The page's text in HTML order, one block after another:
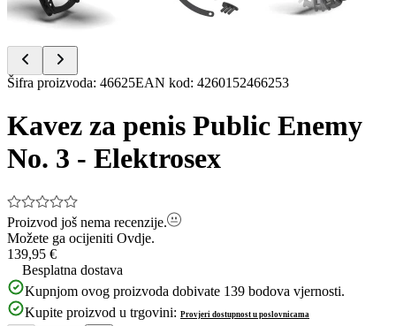
Item
of
11
Šifra proizvoda: 46625EAN kod: 4260152466253
Kavez za penis Public Enemy
No. 3 - Elektrosex
Proizvod još nema recenzije.
Možete ga ocijeniti Ovdje.
139,95 €
Besplatna dostava
Kupnjom ovog proizvoda dobivate 139 bodova vjernosti.
Kupite proizvod u trgovini: Provjeri dostupnost u poslovnicama